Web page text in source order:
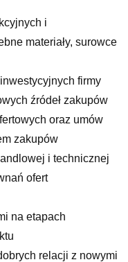
i
materiały, surowce
firmy
źródeł zakupów
oraz umów
zakupów
i technicznej
ofert
na etapach
relacji z nowymi